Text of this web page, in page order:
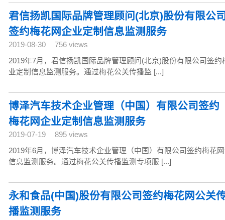
君信扬凯国际品牌管理顾问(北京)股份有限公
签约梅花网企业定制信息监测服务
2019-08-30
756 views
2019年7月，君信扬凯国际品牌管理顾问(北京)股份有限公司签约
业定制信息监测服务。通过梅花公关传播监 [...]
博泽汽车技术企业管理（中国）有限公司签约
梅花网企业定制信息监测服务
2019-07-19
895 views
2019年6月，博泽汽车技术企业管理（中国）有限公司签约梅花
信息监测服务。通过梅花公关传播监测专项服 [...]
永和食品(中国)股份有限公司签约梅花网公关
播监测服务